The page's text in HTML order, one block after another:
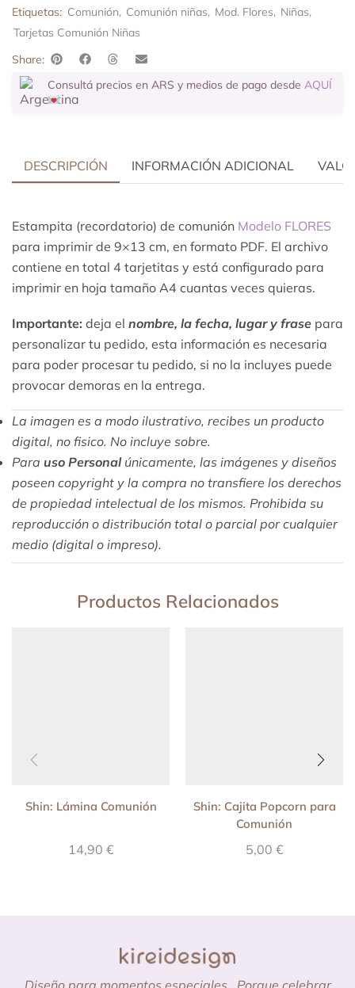
Etiquetas: Comunión, Comunión niñas, Mod. Flores, Niñas,
Tarjetas Comunión Niñas
Share:
Consultá precios en ARS y medios de pago desde AQUÍ
DESCRIPCIÓN INFORMACIÓN ADICIONAL
Estampita (recordatorio) de comunión Modelo FLORES
para imprimir de 9×13 cm, en formato PDF. El archivo
contiene en total 4 tarjetitas y está configurado para
imprimir en hoja tamaño A4 cuantas veces quieras.
Importante: deja el nombre, la fecha, lugar y frase para
personalizar tu pedido, esta información es necesaria
para poder procesar tu pedido, si no la incluyes puede
provocar demoras en la entrega.
La imagen es a modo ilustrativo, recibes un producto
digital, no fisico. No incluye sobre.
Para uso Personalúnicamente, las imágenes y diseños
poseen copyright y la compra no transfiere los derechos
de propiedad intelectual de los mismos. Prohibida su
reproducción o distribución total o parcial por cualquier
medio (digital o impreso).
Productos Relacionados
Shin: Lámina Comunión
14,90 €
Shin: Cajita Popcorn para
Comunión
5,00 €
Diseño para momentos especiales. Porque celebrar